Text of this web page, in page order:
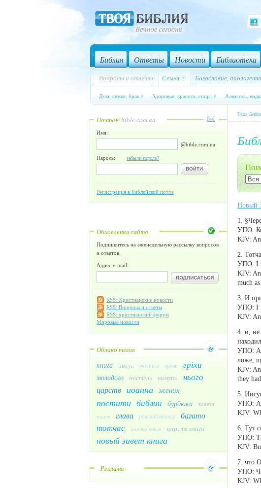
Библия Ответы Новости Библиотека
Вопросы и ответы: Семья Богословие,
Дом, семья, брак Здоровье, красота, спорт Алкоголь,
Почта@bible.com.ua
Имя:
@bible.com.ua
Пароль: забыли пароль?
Регистрация в библейской почте
Обновления сайта
Подпишитесь на еженедельную рассылку вопросов
и ответов.
Адрес e-mail:
RSS: Христианские новости
RSS: Вопросы и ответы
RSS: христианский форум
Мировые новости
Облако тегов
книга иисус ученики грехи гріхи
молодого постель нимупо нього
царств иоанна жених
постити библии бурдюки завет
поиск глава розслабленому багато
тотчас иоанна книга царств книга
новый завет книга
Реклама
Твоя
Новый
1.
УПО:
KJV:
2.
УПО: І
KJV:
much
3. И
УПО: І
KJV:
4. и, не
УПО: А
ложе,
KJV:
they
5.
УПО: А
KJV:
6. Тут
УПО:
KJV:
7. что
УПО:
KJV: